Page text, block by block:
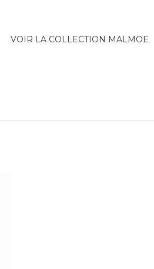
VOIR LA COLLECTION MALMOE